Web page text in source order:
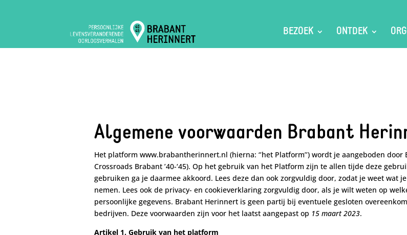
BEZOEK ONTDEK
Algemene voorwaarden Brabant
Het platform www.brabantherinnert.nl (hierna: ‘’het Platform’’) wordt je aangeboden
Crossroads Brabant ’40-‘45). Op het gebruik van het Platform zijn te allen tijde deze
gebruiken ga je daarmee akkoord. Lees deze dan ook zorgvuldig door, zodat je weet wat
nemen. Lees ook de privacy- en cookieverklaring zorgvuldig door, als je wilt weten op
persoonlijke gegevens. Brabant Herinnert is geen partij bij eventuele gesloten
bedrijven. Deze voorwaarden zijn voor het laatst aangepast op 15 maart 2023.
Artikel 1. Gebruik van het platform